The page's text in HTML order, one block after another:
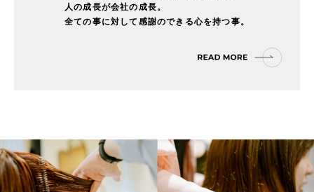
人の成長が会社の成長。
全ての事に対して感謝のできる心を持つ事。